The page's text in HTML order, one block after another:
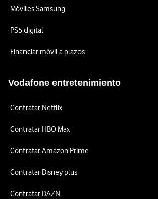
Móviles Samsung
PS5 digital
Financiar móvil a plazos
Vodafone entretenimiento
Contratar Netflix
Contratar HBO Max
Contratar Amazon Prime
Contratar Disney plus
Contratar DAZN